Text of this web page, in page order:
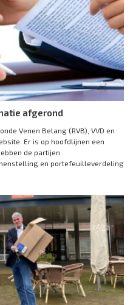
afgerond
Venen Belang (RVB), VVD en
Er is op hoofdlijnen een
de partijen
en portefeuilleverdeling